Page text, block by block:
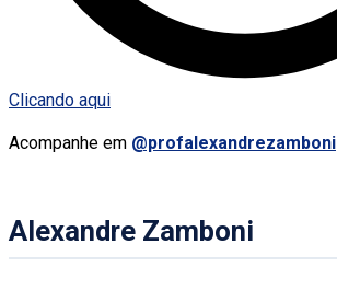
Clicando aqui
Acompanhe em @profalexandrezamboni
Alexandre Zamboni